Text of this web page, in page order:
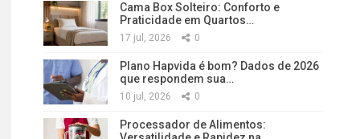
Cama Box Solteiro: Conforto e
Praticidade em Quartos…
17 jul, 2026 0
Plano Hapvida é bom? Dados de 2026
que respondem sua…
10 jul, 2026 0
Processador de Alimentos: